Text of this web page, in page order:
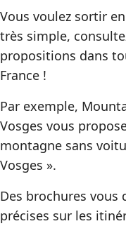
Vous voulez sortir
très simple,
propositions dans
France !
Par exemple,
Vosges vous
montagne sans
Vosges ».
Des brochures
précises sur les